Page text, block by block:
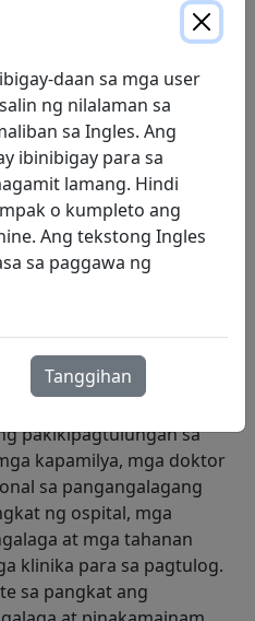
ng Serbisyo ay laging
Handa kaming tumulong
24 oras sa
linggo.
ng aming misyon na
tumutugon, maaasahan,
pinagsamang sistema ng
ng pagbuo ng
at Integridad. Ang
ang mga serbisyo
pakikipagtulungan sa
kapamilya, mga doktor
sa pangangalagang
ng ospital, mga
at mga tahanan
klinika para sa pagtulog.
sa pangkat ang
daan sa mga user
ng nilalaman sa
sa Ingles. Ang
ibinibigay para sa
lamang. Hindi
o kumpleto ang
Ang tekstong Ingles
sa paggawa ng
Tanggihan